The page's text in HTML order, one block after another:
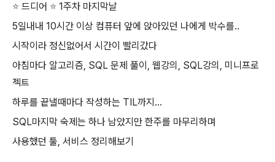
⭐ 드디어 ⭐ 1주차 마지막날
5일내내 10시간 이상 컴퓨터 앞에 앉아있던 나에게 박수를..
시작이라 정신없어서 시간이 빨리갔다
아침마다 알고리즘, SQL 문제 풀이, 웹강의, SQL강의, 미니프로
젝트
하루를 끝낼때마다 작성하는 TIL까지...
SQL마지막 숙제는 하나 남았지만 한주를 마무리하며
사용했던 툴, 서비스 정리해보기